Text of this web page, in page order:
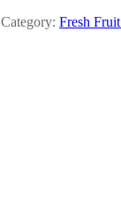
Category: Fresh